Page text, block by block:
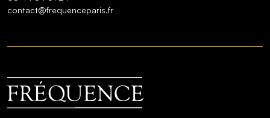
contact@frequenceparis.fr